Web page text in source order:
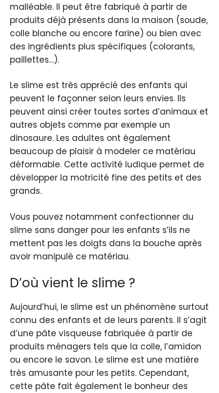
malléable. Il peut être fabriqué à partir de
produits déjà présents dans la maison (soude,
colle blanche ou encore farine) ou bien avec
des ingrédients plus spécifiques (colorants,
paillettes…).
Le slime est très apprécié des enfants qui
peuvent le façonner selon leurs envies. Ils
peuvent ainsi créer toutes sortes d’animaux et
autres objets comme par exemple un
dinosaure. Les adultes ont également
beaucoup de plaisir à modeler ce matériau
déformable. Cette activité ludique permet de
développer la motricité fine des petits et des
grands.
Vous pouvez notamment confectionner du
slime sans danger pour les enfants s’ils ne
mettent pas les doigts dans la bouche après
avoir manipulé ce matériau.
D’où vient le slime ?
Aujourd’hui, le slime est un phénomène surtout
connu des enfants et de leurs parents. Il s’agit
d’une pâte visqueuse fabriquée à partir de
produits ménagers tels que la colle, l’amidon
ou encore le savon. Le slime est une matière
très amusante pour les petits. Cependant,
cette pâte fait également le bonheur des